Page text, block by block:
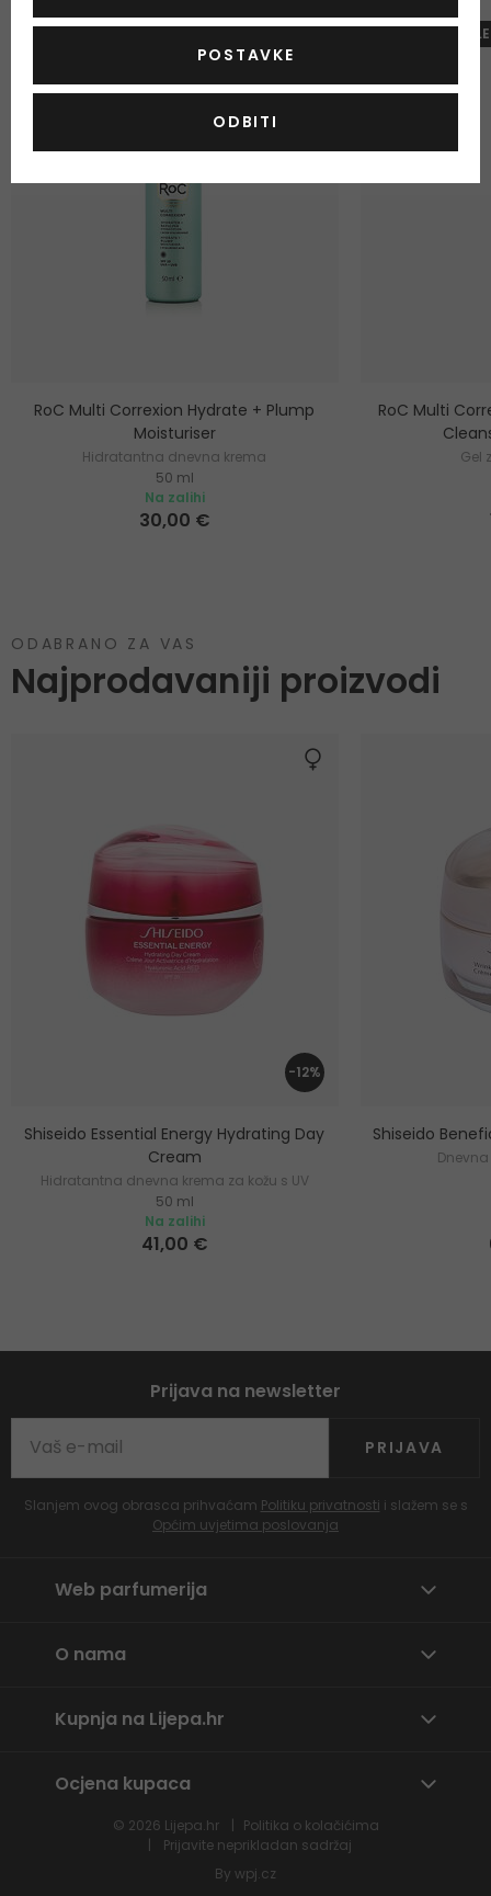
RoC Multi Correxion Hydrate + Plump
Moisturiser
Hidratantna dnevna krema
50 ml
Na zalihi
30,00 €
-10%. KOD:
RoC Multi
Gel
ODABRANO ZA VAS
Najprodavaniji proizvodi
-12%
Shiseido Essential Energy Hydrating Day
Cream
Hidratantna dnevna krema za kožu s UV
zaštitom
50 ml
Na zalihi
41,00 €
Shiseido
Prijava na newsletter
PRIJAVA
Slanjem ovog obrasca prihvaćam Politiku privatnosti i slažem se s
Općim uvjetima poslovanja
Web parfumerija
O nama
Kupnja na Lijepa.hr
Ocjena kupaca
© 2026 Lijepa.hr
Politika o kolačićima
Prijavite neprikladan sadržaj
By wpj.cz
POSTAVKE
ODBITI